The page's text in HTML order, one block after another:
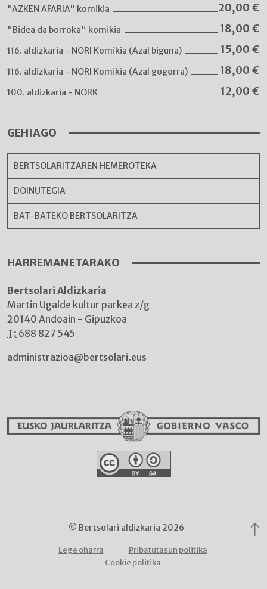
"AZKEN AFARIA" komikia 20,00 €
"Bidea da borroka" komikia 18,00 €
116. aldizkaria - NORI Komikia (Azal biguna) 15,00 €
116. aldizkaria - NORI Komikia (Azal gogorra) 18,00 €
100. aldizkaria - NORK 12,00 €
GEHIAGO
BERTSOLARITZAREN HEMEROTEKA
DOINUTEGIA
BAT-BATEKO BERTSOLARITZA
HARREMANETARAKO
Bertsolari Aldizkaria
Martin Ugalde kultur parkea z/g
20140 Andoain - Gipuzkoa
T: 688 827 545
administrazioa@bertsolari.eus
© Bertsolari aldizkaria 2026
Lege oharra
Pribatutasun politika
Cookie politika